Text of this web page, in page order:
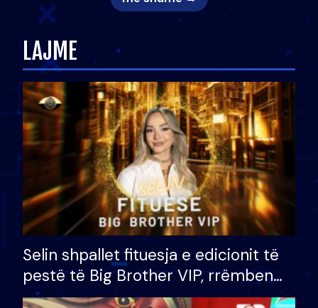
LAJME
Selin shpallet fituesja e edicionit të
pestë të Big Brother VIP, rrëmben
çmimin e madh prej 100 mijë eurosh